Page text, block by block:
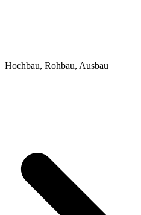
Hochbau, Rohbau, Ausbau